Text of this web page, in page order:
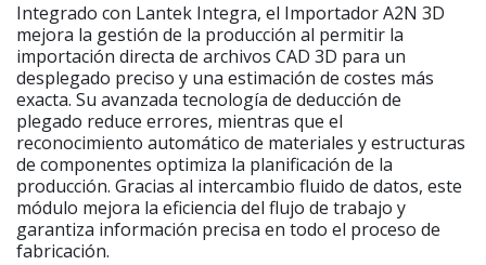
Integrado con Lantek Integra, el Importador A2N 3D
mejora la gestión de la producción al permitir la
importación directa de archivos CAD 3D para un
desplegado preciso y una estimación de costes más
exacta. Su avanzada tecnología de deducción de
plegado reduce errores, mientras que el
reconocimiento automático de materiales y estructuras
de componentes optimiza la planificación de la
producción. Gracias al intercambio fluido de datos, este
módulo mejora la eficiencia del flujo de trabajo y
garantiza información precisa en todo el proceso de
fabricación.